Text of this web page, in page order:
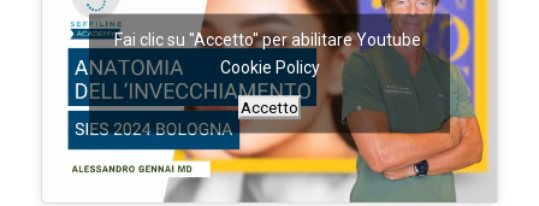
Fai clic su "Accetto" per abilitare Youtube
Cookie Policy
Accetto